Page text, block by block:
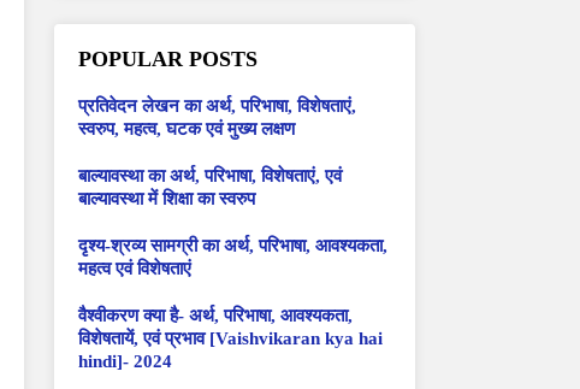
POPULAR POSTS
प्रतिवेदन लेखन का अर्थ, परिभाषा, विशेषताएं,
स्वरुप, महत्व, घटक एवं मुख्य लक्षण
बाल्यावस्था का अर्थ, परिभाषा, विशेषताएं, एवं
बाल्यावस्था में शिक्षा का स्वरुप
दृश्य-श्रव्य सामग्री का अर्थ, परिभाषा, आवश्यकता,
महत्व एवं विशेषताएं
वैश्वीकरण क्या है- अर्थ, परिभाषा, आवश्यकता,
विशेषतायें, एवं प्रभाव [Vaishvikaran kya hai
hindi]- 2024